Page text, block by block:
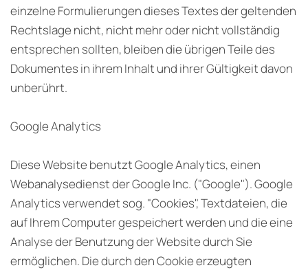
einzelne Formulierungen dieses Textes der geltenden
Rechtslage nicht, nicht mehr oder nicht vollständig
entsprechen sollten, bleiben die übrigen Teile des
Dokumentes in ihrem Inhalt und ihrer Gültigkeit davon
unberührt.
Google Analytics
Diese Website benutzt Google Analytics, einen
Webanalysedienst der Google Inc. ("Google"). Google
Analytics verwendet sog. "Cookies", Textdateien, die
auf Ihrem Computer gespeichert werden und die eine
Analyse der Benutzung der Website durch Sie
ermöglichen. Die durch den Cookie erzeugten